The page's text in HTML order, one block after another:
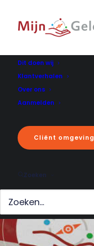
Dit doen wij
Klantverhalen
Over ons
Aanmelden
Cliënt omgeving
Zoeken